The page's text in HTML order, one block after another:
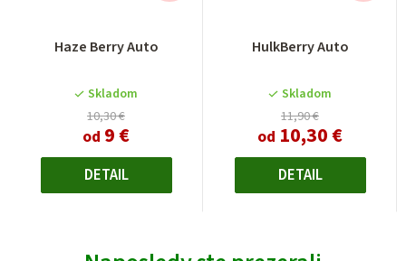
Haze Berry Auto
Skladom
10,30 €
od 9 €
DETAIL
HulkBerry Auto
Skladom
11,90 €
od 10,30 €
DETAIL